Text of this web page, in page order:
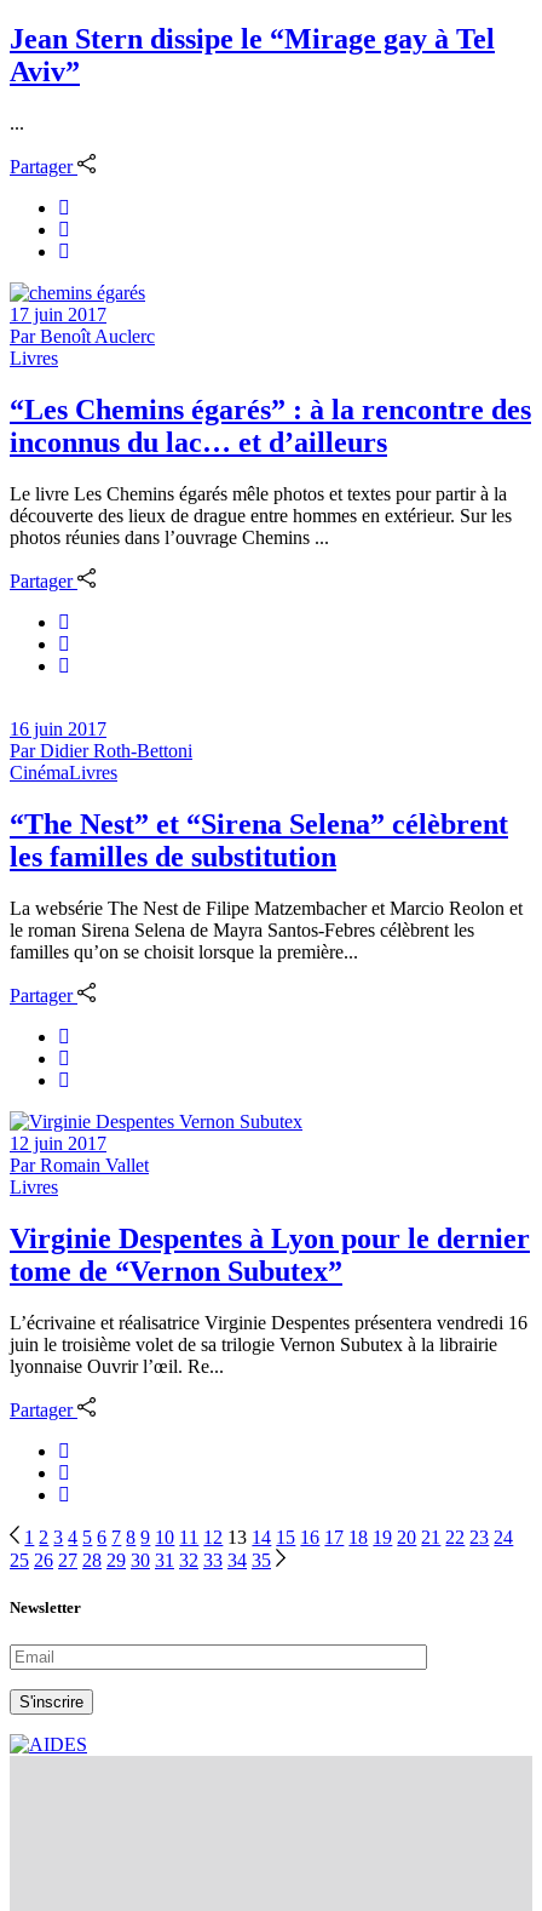
Jean Stern dissipe le “Mirage gay à Tel
Aviv”
...
Partager
17 juin 2017
ParBenoît Auclerc
Livres
“Les Chemins égarés” : à la rencontre des
inconnus du lac… et d’ailleurs
Le livre Les Chemins égarés mêle photos et textes pour partir à la
découverte des lieux de drague entre hommes en extérieur. Sur les
photos réunies dans l’ouvrage Chemins ...
Partager
16 juin 2017
ParDidier Roth-Bettoni
CinémaLivres
“The Nest” et “Sirena Selena” célèbrent
les familles de substitution
La websérie The Nest de Filipe Matzembacher et Marcio Reolon et
le roman Sirena Selena de Mayra Santos-Febres célèbrent les
familles qu’on se choisit lorsque la première...
Partager
12 juin 2017
ParRomain Vallet
Livres
Virginie Despentes à Lyon pour le dernier
tome de “Vernon Subutex”
L’écrivaine et réalisatrice Virginie Despentes présentera vendredi 16
juin le troisième volet de sa trilogie Vernon Subutex à la librairie
lyonnaise Ouvrir l’œil. Re...
Partager
Navigation
des
articles
1 2 3 4 5 6 7 8 9 10 11 12 13 14 15 16 17 18 19 20 21 22 23 24
25 26 27 28 29 30 31 32 33 34 35
Newsletter
S'inscrire